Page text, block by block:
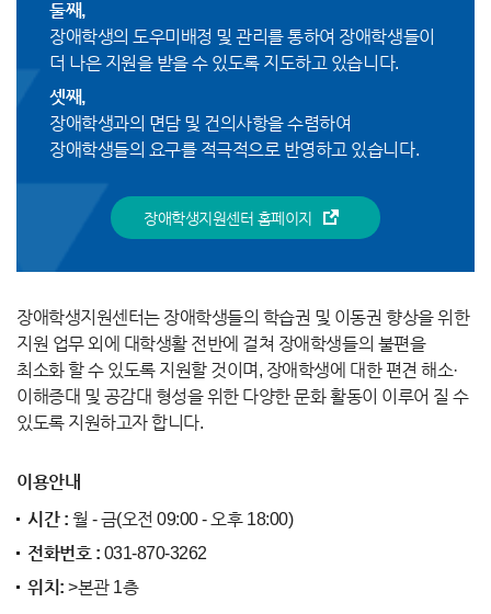
둘째,
장애학생의 도우미배정 및 관리를 통하여 장애학생들이
더 나은 지원을 받을 수 있도록 지도하고 있습니다.
셋째,
장애학생과의 면담 및 건의사항을 수렴하여
장애학생들의 요구를 적극적으로 반영하고 있습니다.
장애학생지원센터 홈페이지
장애학생지원센터는 장애학생들의 학습권 및 이동권 향상을 위한
지원 업무 외에 대학생활 전반에 걸쳐 장애학생들의 불편을
최소화 할 수 있도록 지원할 것이며, 장애학생에 대한 편견 해소·
이해증대 및 공감대 형성을 위한 다양한 문화 활동이 이루어 질 수
있도록 지원하고자 합니다.
이용안내
시간 : 월 - 금(오전 09:00 - 오후 18:00)
전화번호 : 031-870-3262
위치:>본관 1층